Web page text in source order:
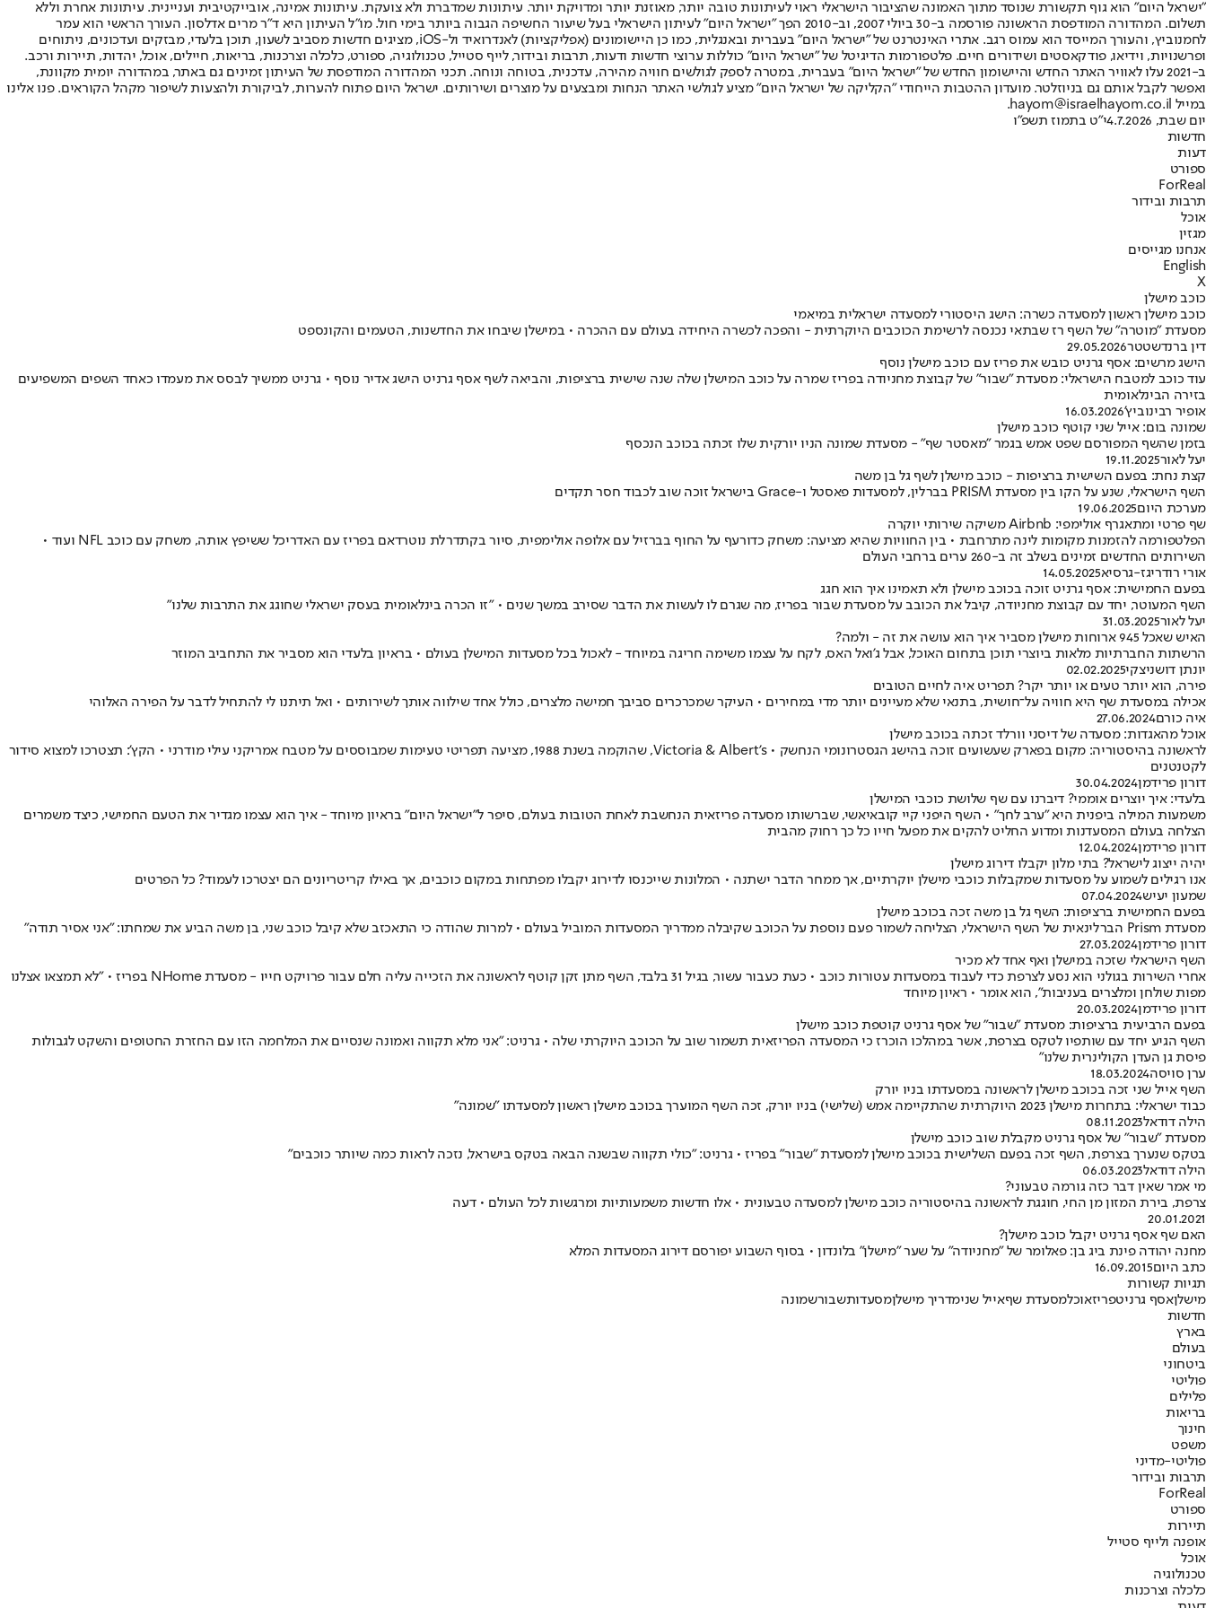
"ישראל היום" הוא גוף תקשורת שנוסד מתוך האמונה שהציבור הישראלי ראוי לעיתונות טובה יותר, מאוזנת יותר ומדויקת יותר. עיתונות שמדברת ולא צועקת. עיתונות אמינה, אובייקטיבית ועניינית. עיתונות אחרת וללא
תשלום. המהדורה המודפסת הראשונה פורסמה ב-30 ביולי 2007, וב-2010 הפך "ישראל היום" לעיתון הישראלי בעל שיעור החשיפה הגבוה ביותר בימי חול. מו"ל העיתון היא ד"ר מרים אדלסון. העורך הראשי הוא עמר
לחמנוביץ, והעורך המייסד הוא עמוס רגב. אתרי האינטרנט של "ישראל היום" בעברית ובאנגלית, כמו כן היישומונים (אפליקציות) לאנדרואיד ול-iOS, מציגים חדשות מסביב לשעון, תוכן בלעדי, מבזקים ועדכונים, ניתוחים
ופרשנויות, וידיאו, פודקאסטים ושידורים חיים. פלטפורמות הדיגיטל של "ישראל היום" כוללות ערוצי חדשות ודעות, תרבות ובידור, לייף סטייל, טכנולוגיה, ספורט, כלכלה וצרכנות, בריאות, חיילים, אוכל, יהדות, תיירות ורכב.
ב-2021 עלו לאוויר האתר החדש והיישומון החדש של "ישראל היום" בעברית, במטרה לספק לגולשים חוויה מהירה, עדכנית, בטוחה ונוחה. תכני המהדורה המודפסת של העיתון זמינים גם באתר, במהדורה יומית מקוונת,
ואפשר לקבל אותם גם בניוזלטר. מועדון ההטבות הייחודי "הקליקה של ישראל היום" מציע לגולשי האתר הנחות ומבצעים על מוצרים ושירותים. ישראל היום פתוח להערות, לביקורת ולהצעות לשיפור מקהל הקוראים. פנו אלינו
במייל hayom@israelhayom.co.il.
יום שבת, 4.7.2026
י"ט בתמוז תשפ"ו
חדשות
דעות
ספורט
ForReal
תרבות ובידור
אוכל
מגזין
אנחנו מגייסים
English
X
כוכב מישלן
כוכב מישלן ראשון למסעדה כשרה: הישג היסטורי למסעדה ישראלית במיאמי
מסעדת "מוטרה" של השף רז שבתאי נכנסה לרשימת הכוכבים היוקרתית - והפכה לכשרה היחידה בעולם עם ההכרה • במישלן שיבחו את החדשנות, הטעמים והקונספט
דין ברנדשטטר29.05.2026
הישג מרשים: אסף גרניט כובש את פריז עם כוכב מישלן נוסף
עוד כוכב למטבח הישראלי: מסעדת "שבור" של קבוצת מחניודה בפריז שמרה על כוכב המישלן שלה שנה שישית ברציפות, והביאה לשף אסף גרניט הישג אדיר נוסף • גרניט ממשיך לבסס את מעמדו כאחד השפים המשפיעים
בזירה הבינלאומית
אופיר רבינוביץ'16.03.2026
שמונה בום: אייל שני קוטף כוכב מישלן
בזמן שהשף המפורסם שפט אמש בגמר "מאסטר שף" - מסעדת שמונה הניו יורקית שלו זכתה בכוכב הנכסף
יעל לאור19.11.2025
קצת נחת: בפעם השישית ברציפות - כוכב מישלן לשף גל בן משה
השף הישראלי, שנע על הקו בין מסעדת PRISM בברלין, למסעדות פאסטל ו-Grace בישראל זוכה שוב לכבוד חסר תקדים
מערכת היום19.06.2025
שף פרטי ומתאגרף אולימפי: Airbnb משיקה שירותי יוקרה
הפלטפורמה להזמנות מקומות לינה מתרחבת • בין החוויות שהיא מציעה: משחק כדורעף על החוף בברזיל עם אלופה אולימפית, סיור בקתדרלת נוטרדאם בפריז עם האדריכל ששיפץ אותה, משחק עם כוכב NFL ועוד •
השירותים החדשים זמינים בשלב זה ב-260 ערים ברחבי העולם
אורי רודריגז-גרסיא14.05.2025
בפעם החמישית: אסף גרניט זוכה בכוכב מישלן ולא תאמינו איך הוא חגג
השף המעוטר, יחד עם קבוצת מחניודה, קיבל את הכובב על מסעדת שבור בפריז, מה שגרם לו לעשות את הדבר שסירב במשך שנים • "זו הכרה בינלאומית בעסק ישראלי שחוגג את התרבות שלנו"
יעל לאור31.03.2025
האיש שאכל 945 ארוחות מישלן מסביר איך הוא עושה את זה - ולמה?
הרשתות החברתיות מלאות ביוצרי תוכן בתחום האוכל, אבל ג'ואל האס, לקח על עצמו משימה חריגה במיוחד - לאכול בכל מסעדות המישלן בעולם • בראיון בלעדי הוא מסביר את התחביב המוזר
יונתן דושניצקי02.02.2025
פירה, הוא יותר טעים או יותר יקר? תפריט איה לחיים הטובים
אכילה במסעדת שף היא חוויה על־חושית, בתנאי שלא מעיינים יותר מדי במחירים • העיקר שמכרכרים סביבך חמישה מלצרים, כולל אחד שילווה אותך לשירותים • ואל תיתנו לי להתחיל לדבר על הפירה האלוהי
איה כורם27.06.2024
אוכל מהאגדות: מסעדה של דיסני וורלד זכתה בכוכב מישלן
לראשונה בהיסטוריה: מקום בפארק שעשועים זוכה בהישג הגסטרונומי הנחשק • Victoria & Albert’s, שהוקמה בשנת 1988, מציעה תפריטי טעימות שמבוססים על מטבח אמריקני עילי מודרני • הקץ': תצטרכו למצוא סידור
לקטנטנים
דורון פרידמן30.04.2024
בלעדי: איך יוצרים אוממי? דיברנו עם שף שלושת כוכבי המישלן
משמעות המילה ביפנית היא "ערב לחך" • השף היפני קיי קובאיאשי, שברשותו מסעדה פריזאית הנחשבת לאחת הטובות בעולם, סיפר ל"ישראל היום" בראיון מיוחד - איך הוא עצמו מגדיר את הטעם החמישי, כיצד משמרים
הצלחה בעולם המסעדנות ומדוע החליט להקים את מפעל חייו כל כך רחוק מהבית
דורון פרידמן12.04.2024
יהיה ייצוג לישראל? בתי מלון יקבלו דירוג מישלן
אנו רגילים לשמוע על מסעדות שמקבלות כוכבי מישלן יוקרתיים, אך ממחר הדבר ישתנה • המלונות שייכנסו לדירוג יקבלו מפתחות במקום כוכבים, אך באילו קריטריונים הם יצטרכו לעמוד? כל הפרטים
שמעון יעיש07.04.2024
בפעם החמישית ברציפות: השף גל בן משה זכה בכוכב מישלן
מסעדת Prism הברלינאית של השף הישראלי, הצליחה לשמור פעם נוספת על הכוכב שקיבלה ממדריך המסעדות המוביל בעולם • למרות שהודה כי התאכזב שלא קיבל כוכב שני, בן משה הביע את שמחתו: "אני אסיר תודה"
דורון פרידמן27.03.2024
השף הישראלי שזכה במישלן ואף אחד לא מכיר
אחרי השירות בגולני הוא נסע לצרפת כדי לעבוד במסעדות עטורות כוכב • כעת כעבור עשור, בגיל 31 בלבד, השף מתן זקן קוטף לראשונה את הזכייה עליה חלם עבור פרויקט חייו - מסעדת NHome בפריז • "לא תמצאו אצלנו
מפות שולחן ומלצרים בעניבות", הוא אומר • ראיון מיוחד
דורון פרידמן20.03.2024
בפעם הרביעית ברציפות: מסעדת "שבור" של אסף גרניט קוטפת כוכב מישלן
השף הגיע יחד עם שותפיו לטקס בצרפת, אשר במהלכו הוכרז כי המסעדה הפריזאית תשמור שוב על הכוכב היוקרתי שלה • גרניט: "אני מלא תקווה ואמונה שנסיים את המלחמה הזו עם החזרת החטופים והשקט לגבולות
פיסת גן העדן הקולינרית שלנו"
ערן סויסה18.03.2024
השף אייל שני זכה בכוכב מישלן לראשונה במסעדתו בניו יורק
כבוד ישראלי: בתחרות מישלן 2023 היוקרתית שהתקיימה אמש (שלישי) בניו יורק, זכה השף המוערך בכוכב מישלן ראשון למסעדתו "שמונה"
הילה דודאל08.11.2023
מסעדת "שבור" של אסף גרניט מקבלת שוב כוכב מישלן
בטקס שנערך בצרפת, השף זכה בפעם השלישית בכוכב מישלן למסעדת "שבור" בפריז • גרניט: "כולי תקווה שבשנה הבאה בטקס בישראל, נזכה לראות כמה שיותר כוכבים"
הילה דודאל06.03.2023
מי אמר שאין דבר כזה גורמה טבעוני?
צרפת, בירת המזון מן החי, חוגגת לראשונה בהיסטוריה כוכב מישלן למסעדה טבעונית • אלו חדשות משמעותיות ומרגשות לכל העולם • דעה
20.01.2021
האם שף אסף גרניט יקבל כוכב מישלן?
מחנה יהודה פינת ביג בן: פאלומר של "מחניודה" על שער "מישלן" בלונדון • בסוף השבוע יפורסם דירוג המסעדות המלא
כתב היום16.09.2015
תגיות קשורות
מישלןאסף גרניטפריזאוכלמסעדת שףאייל שנימדריך מישלןמסעדותשבורשמונה
חדשות
בארץ
בעולם
ביטחוני
פוליטי
פלילים
בריאות
חינוך
משפט
פוליטי-מדיני
תרבות ובידור
ForReal
ספורט
תיירות
אופנה ולייף סטייל
אוכל
טכנולוגיה
כלכלה וצרכנות